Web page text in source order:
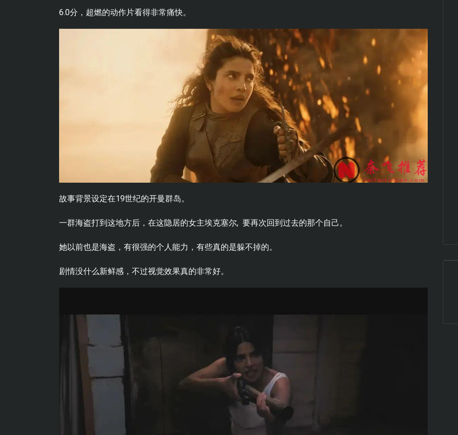
6.0分，超燃的动作片看得非常痛快。
故事背景设定在19世纪的开曼群岛。
一群海盗打到这地方后，在这隐居的女主埃克塞尔, 要再次回到过去的那个自己。
她以前也是海盗，有很强的个人能力，有些真的是躲不掉的。
剧情没什么新鲜感，不过视觉效果真的非常好。